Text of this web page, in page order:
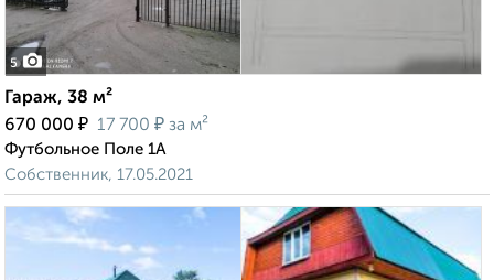
5
Гараж, 38 м²
670 000 ₽ 17 700 ₽ за м²
Футбольное Поле 1А
Собственник, 17.05.2021